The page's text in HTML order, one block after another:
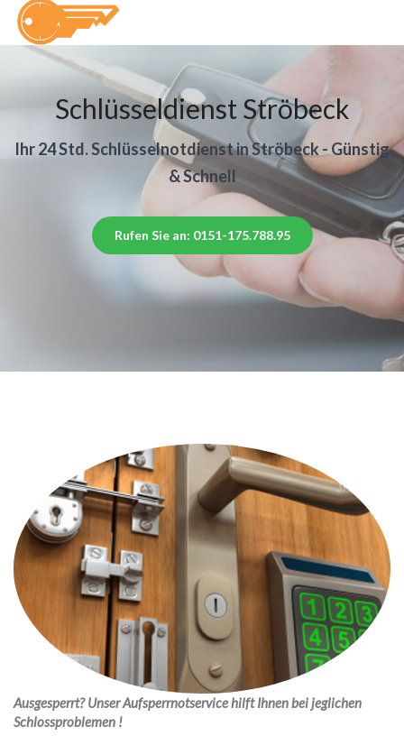
Schlüsseldienst Ströbeck
Ihr 24 Std. Schlüsselnotdienst in Ströbeck - Günstig
& Schnell
Rufen Sie an: 0151-175.788.95
Ausgesperrt? Unser Aufsperrnotservice hilft Ihnen bei jeglichen
Schlossproblemen !